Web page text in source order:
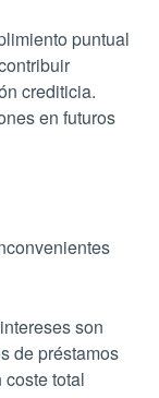
puntual
crediticia.
en futuros
son
de préstamos
total